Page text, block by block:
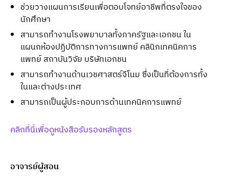
ช่วยวางแผนการเรียนเพื่อตอบโจทย์อาชีพที่ตรงใจของ
นักศึกษา
สามารถทำงานโรงพยาบาลทั้งภาครัฐและเอกชน ใน
แผนกห้องปฏิบัติการทางการแพทย์ คลินิกเทคนิคการ
แพทย์ สถาบันวิจัย บริษัทเอกชน
สามารถทำงานด้านเวชศาสตร์จีโนม ซึ่งเป็นที่ต้องการทั้ง
ในและต่างประเทศ
สามารถเป็นผู้ประกอบการด้านเทคนิคการแพทย์
คลิกที่นี่เพื่อดูหนังสือรับรองหลักสูตร
อาจารย์ผู้สอน